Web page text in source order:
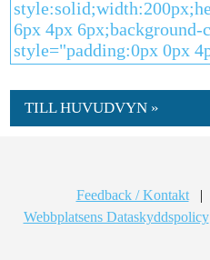
TILL HUVUDVYN »
Feedback / Kontakt |
Webbplatsens Dataskyddspolicy